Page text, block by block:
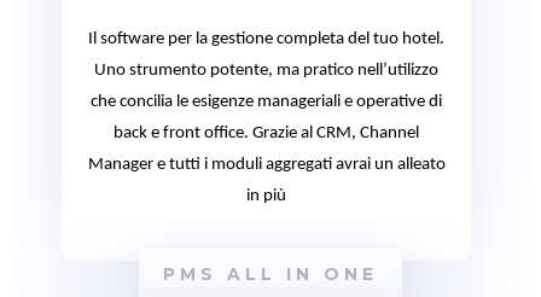
Il software per la gestione completa del tuo hotel.
Uno strumento potente, ma pratico nell’utilizzo
che concilia le esigenze manageriali e operative di
back e front office. Grazie al CRM, Channel
Manager e tutti i moduli aggregati avrai un alleato
in più
PMS ALL IN ONE